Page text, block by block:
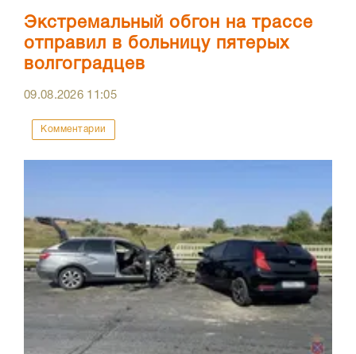
Экстремальный обгон на трассе
отправил в больницу пятерых
волгоградцев
09.08.2026 11:05
Комментарии